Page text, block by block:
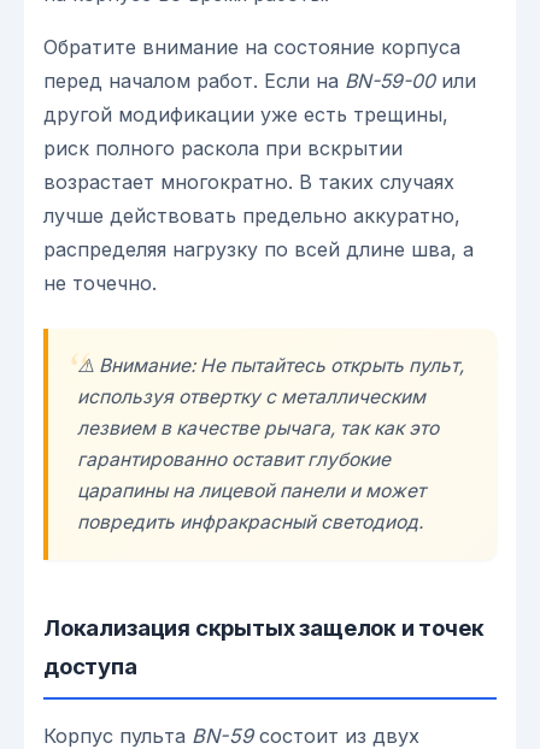
Обратите внимание на состояние корпуса
перед началом работ. Если на BN-59-00или
другой модификации уже есть трещины,
риск полного раскола при вскрытии
возрастает многократно. В таких случаях
лучше действовать предельно аккуратно,
распределяя нагрузку по всей длине шва, а
не точечно.
⚠️ Внимание: Не пытайтесь открыть пульт,
используя отвертку с металлическим
лезвием в качестве рычага, так как это
гарантированно оставит глубокие
царапины на лицевой панели и может
повредить инфракрасный светодиод.
Локализация скрытых защелок и точек
доступа
Корпус пульта BN-59состоит из двух